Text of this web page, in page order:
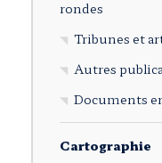
rondes
Tribunes et
Autres
Documents
Cartographie